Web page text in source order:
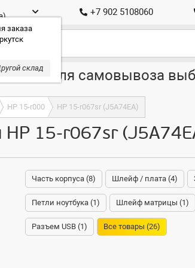
заказа
склад
+7 902 5108060
для самовывоза
HP 15-r000 HP 15-r067sr (J5A74EA)
HP 15-r067sr
Часть корпуса (8) Шлейф / плата (4)
Петли ноутбука (1) Шлейф матрицы (1)
Разъем USB (1) Все товары (26)